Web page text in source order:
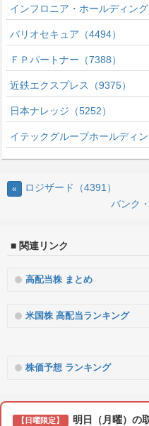
インフロニア・ホールディング
バリオセキュア（4494）
ＦＰパートナー（7388）
近鉄エクスプレス（9375）
日本ナレッジ（5252）
イテックグループホールディン
«
ロジザード（4391）
バンク
■ 関連リンク
高配当株 まとめ
米国株 高配当ランキング
株価予想 ランキング
【日曜限定】 明日（月曜）の